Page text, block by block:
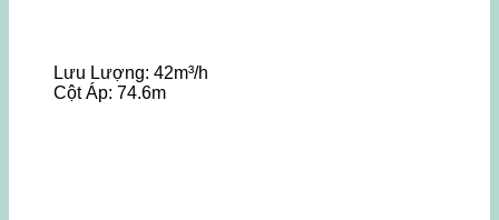
Lưu Lượng: 42m³/h
Cột Áp: 74.6m